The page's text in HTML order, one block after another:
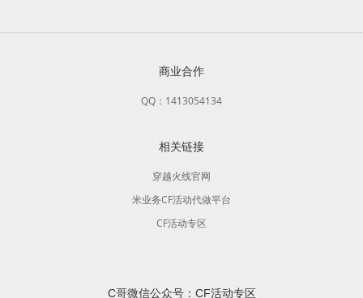
商业合作
QQ：1413054134
相关链接
穿越火线官网
米业务CF活动代做平台
CF活动专区
C哥微信公众号：CF活动专区